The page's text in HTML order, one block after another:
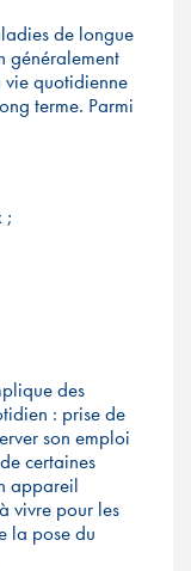
de longue
généralement
vie quotidienne
terme. Parmi
;
des
: prise de
son emploi
certaines
appareil
vivre pour les
la pose du